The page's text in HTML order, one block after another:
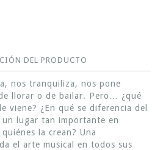
DEL PRODUCTO
nos tranquiliza, nos pone
llorar o de bailar. Pero… ¿qué
viene? ¿En qué se diferencia del
lugar tan importante en
la crean? Una
el arte musical en todos sus